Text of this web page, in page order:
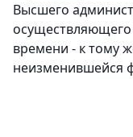
Высшего
осуществляющего
времени - к тому
неизменившейся